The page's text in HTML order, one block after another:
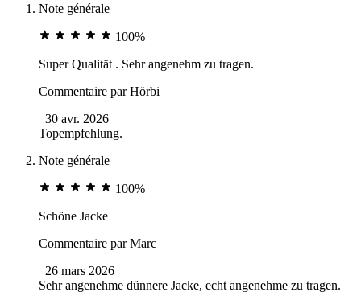
Note générale
100%
Super Qualität . Sehr angenehm zu tragen.
Commentaire parHörbi
30 avr. 2026
Topempfehlung.
Note générale
100%
Schöne Jacke
Commentaire parMarc
26 mars 2026
Sehr angenehme dünnere Jacke, echt angenehme zu tragen.